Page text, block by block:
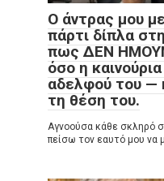
Ο άντρας μου
πάρτι δίπλα
πως ΔΕΝ
όσο η
αδελφού του —
τη θέση του.
Αγνοούσα κάθε σκληρό
πείσω τον εαυτό μου να